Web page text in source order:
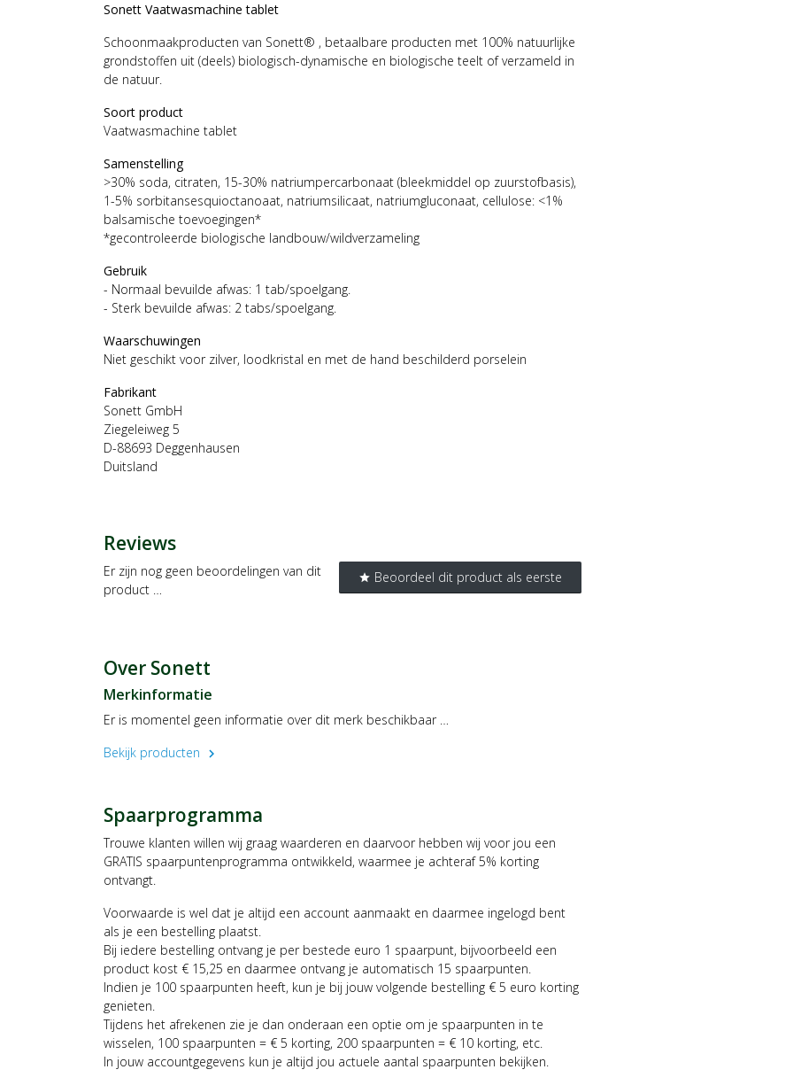
Sonett Vaatwasmachine tablet
Schoonmaakproducten van Sonett® , betaalbare producten met 100% natuurlijke
grondstoffen uit (deels) biologisch-dynamische en biologische teelt of verzameld in
de natuur.
Soort product
Vaatwasmachine tablet
Samenstelling
>30% soda, citraten, 15-30% natriumpercarbonaat (bleekmiddel op zuurstofbasis),
1-5% sorbitansesquioctanoaat, natriumsilicaat, natriumgluconaat, cellulose: <1%
balsamische toevoegingen*
*gecontroleerde biologische landbouw/wildverzameling
Gebruik
- Normaal bevuilde afwas: 1 tab/spoelgang.
- Sterk bevuilde afwas: 2 tabs/spoelgang.
Waarschuwingen
Niet geschikt voor zilver, loodkristal en met de hand beschilderd porselein
Fabrikant
Sonett GmbH
Ziegeleiweg 5
D-88693 Deggenhausen
Duitsland
Reviews
star Beoordeel dit product als eerste
Er zijn nog geen beoordelingen van dit
product …
Over Sonett
Merkinformatie
Er is momentel geen informatie over dit merk beschikbaar …
Bekijk producten
chevron_right
Spaarprogramma
Trouwe klanten willen wij graag waarderen en daarvoor hebben wij voor jou een
GRATIS spaarpuntenprogramma ontwikkeld, waarmee je achteraf 5% korting
ontvangt.
Voorwaarde is wel dat je altijd een account aanmaakt en daarmee ingelogd bent
als je een bestelling plaatst.
Bij iedere bestelling ontvang je per bestede euro 1 spaarpunt, bijvoorbeeld een
product kost € 15,25 en daarmee ontvang je automatisch 15 spaarpunten.
Indien je 100 spaarpunten heeft, kun je bij jouw volgende bestelling € 5 euro korting
genieten.
Tijdens het afrekenen zie je dan onderaan een optie om je spaarpunten in te
wisselen, 100 spaarpunten = € 5 korting, 200 spaarpunten = € 10 korting, etc.
In jouw accountgegevens kun je altijd jou actuele aantal spaarpunten bekijken.